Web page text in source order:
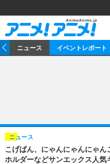
ゲーム
海外イベント
俳優・タレント
アニメ
動画
ニュース イベントレポート
こげぱん、にゃんにゃんにゃ
ホルダーなどサンエックス人
ニュース